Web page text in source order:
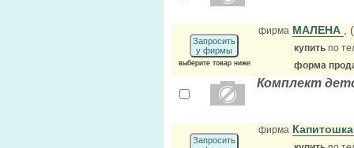
Запросить
у фирмы
выберите товар ниже
фирма МАЛЕНА
купить по
форма
Комплект
Запросить
фирма